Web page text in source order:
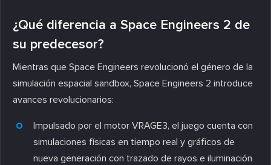
¿Qué diferencia a Space Engineers 2 de
su predecesor?
Mientras que Space Engineers revolucionó el género de la
simulación espacial sandbox, Space Engineers 2 introduce
avances revolucionarios:
Impulsado por el motor VRAGE3, el juego cuenta con
simulaciones físicas en tiempo real y gráficos de
nueva generación con trazado de rayos e iluminación